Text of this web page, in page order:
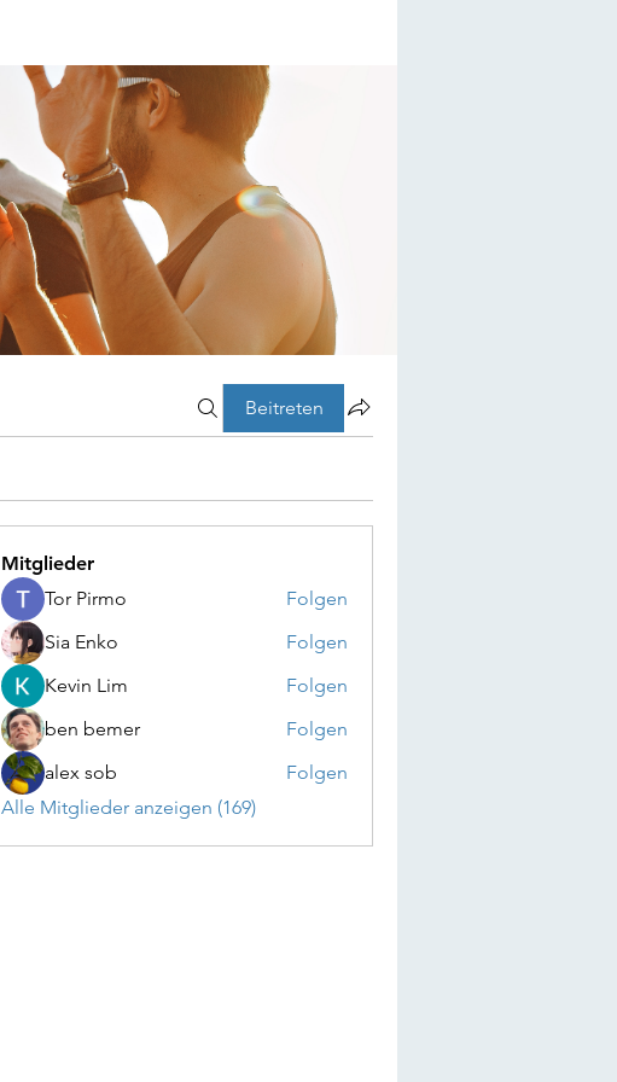
Beitreten
Mitglieder
Tor Pirmo
Folgen
Sia Enko
Folgen
Kevin Lim
Folgen
ben bemer
Folgen
alex sob
Folgen
Alle Mitglieder anzeigen (169)